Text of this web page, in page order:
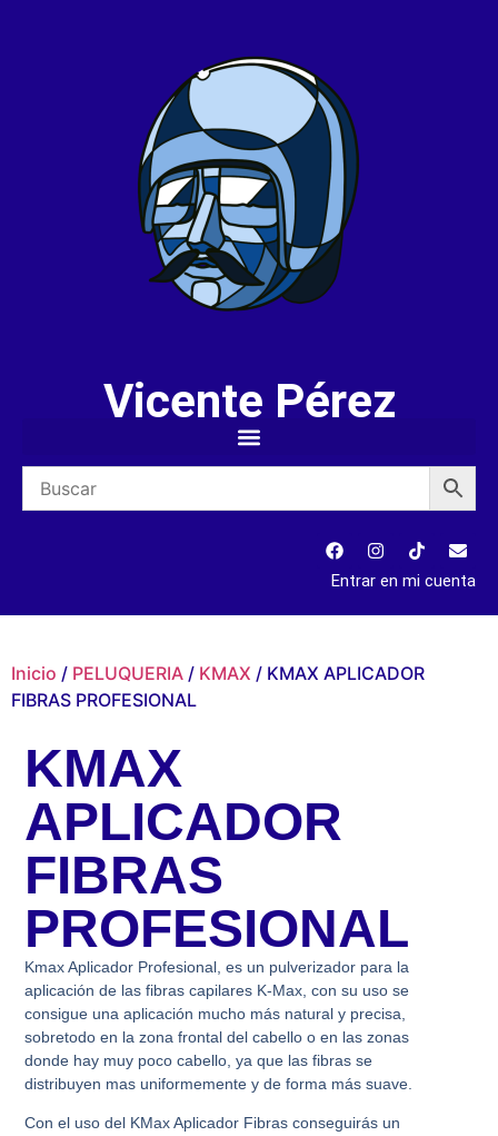
Vicente Pérez
Entrar en mi cuenta
Inicio / PELUQUERIA / KMAX / KMAX APLICADOR
FIBRAS PROFESIONAL
KMAX
APLICADOR
FIBRAS
PROFESIONAL
Kmax Aplicador Profesional, es un pulverizador para la
aplicación de las fibras capilares K-Max, con su uso se
consigue una aplicación mucho más natural y precisa,
sobretodo en la zona frontal del cabello o en las zonas
donde hay muy poco cabello, ya que las fibras se
distribuyen mas uniformemente y de forma más suave.
Con el uso del KMax Aplicador Fibras conseguirás un